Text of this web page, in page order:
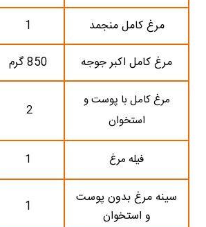
مرغ کامل منجمد 1
مرغ کامل اکبر جوجه
850 گرم
مرغ کامل با پوست و
استخوان
2
فیله مرغ 1
سینه مرغ بدون پوست
و استخوان
1